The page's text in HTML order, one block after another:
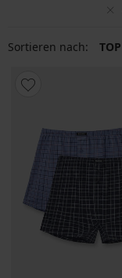
Sortieren nach: TOP